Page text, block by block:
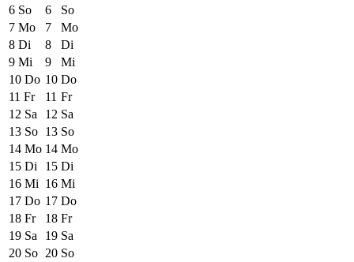
6 So 6
So
7 Mo 7
Mo
8 Di 8
Di
9 Mi 9
Mi
10 Do 10 Do
11 Fr 11 Fr
12 Sa 12 Sa
13 So 13 So
14 Mo 14 Mo
15 Di 15 Di
16 Mi 16 Mi
17 Do 17 Do
18 Fr 18 Fr
19 Sa 19 Sa
20 So 20 So